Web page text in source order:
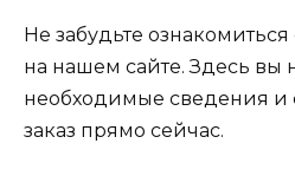
Не забудьте
на нашем сайте. Здесь вы
необходимые сведения и
заказ прямо сейчас.